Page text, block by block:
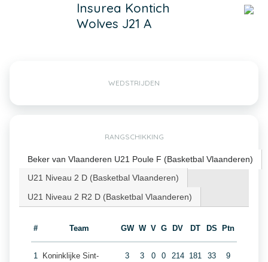
Insurea Kontich
Wolves J21 A
WEDSTRIJDEN
RANGSCHIKKING
Beker van Vlaanderen U21 Poule F (Basketbal Vlaanderen)
U21 Niveau 2 D (Basketbal Vlaanderen)
U21 Niveau 2 R2 D (Basketbal Vlaanderen)
# Team GW W V G DV DT DS Ptn
1
Koninklijke Sint-
3 3 0 0 214 181 33 9